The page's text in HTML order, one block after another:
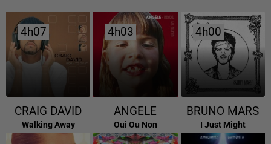
4h07
4h07
CRAIG DAVID
Walking Away
4h03
4h03
ANGELE
Oui Ou Non
4h00
4h00
BRUNO MARS
I Just Might